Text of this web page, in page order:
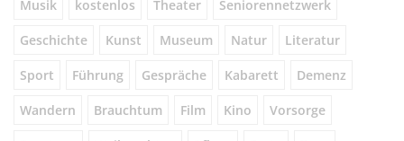
Musik kostenlos Theater Seniorennetzwerk
Geschichte Kunst Museum Natur Literatur
Sport Führung Gespräche Kabarett Demenz
Wandern Brauchtum Film Kino Vorsorge